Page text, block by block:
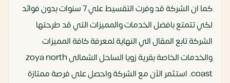
كما ان الشركة قد وفرت التقسيط علي 7 سنوات بدون فوائد
لكي تتمتع بافضل الخدمات والمميزات التي قد طرحتها
الشركة تابع المقال الي النهاية لمعرفة كافة المميزات
والخدمات الخاصة بقرية زويا الساحل الشمالى zoya north
coast. استثمر الآن مع الشركة واحصل على فرصة ممتازة